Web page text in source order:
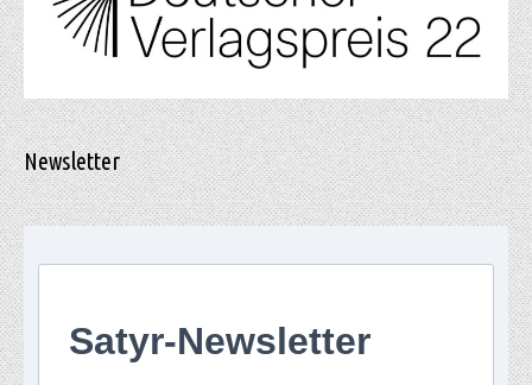
Newsletter
Satyr-Newsletter